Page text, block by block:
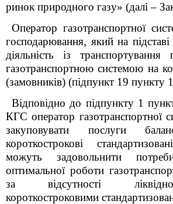
ринок природного газу» (далі –
Оператор газотранспортної
господарювання, який на підставі
діяльність із транспортування
газотранспортною системою на
(замовників) (підпункт 19
Відповідно до підпункту 1
КГС оператор газотранспортної
закуповувати послуги
короткострокові
можуть задовольнити
оптимальної роботи
за відсутності
короткостроковими